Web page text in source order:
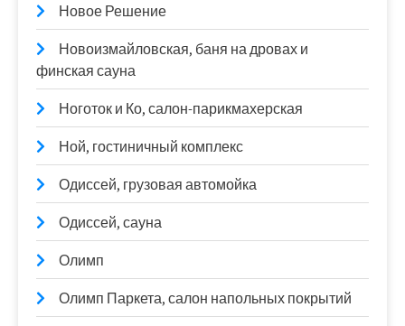
Новое Решение
Новоизмайловская, баня на дровах и
финская сауна
Ноготок и Ко, салон-парикмахерская
Ной, гостиничный комплекс
Одиссей, грузовая автомойка
Одиссей, сауна
Олимп
Олимп Паркета, салон напольных покрытий